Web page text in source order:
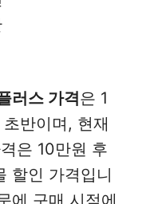
러스 가격은 1
반이며, 현재
은 10만원 후
할인 가격입니
에 구매 시점에